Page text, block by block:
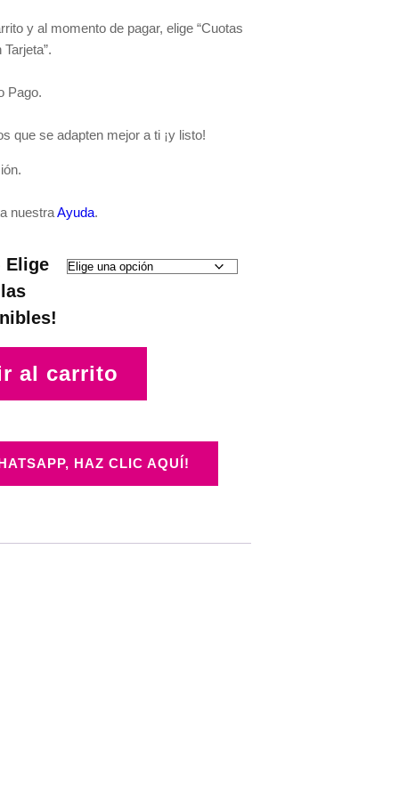
y al momento de pagar, elige “Cuotas
Pago.
que se adapten mejor a ti ¡y listo!
nuestraAyuda.
Elige
al carrito
HAZ CLIC AQUÍ!